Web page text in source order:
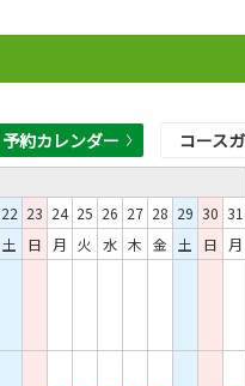
予約カレンダー コース
22 23 24 25 26 27 28 29 30 31
土
日 月 火 水 木 金 土 日 月